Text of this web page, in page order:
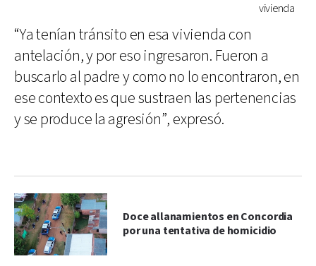
vivienda
“Ya tenían tránsito en esa vivienda con
antelación, y por eso ingresaron. Fueron a
buscarlo al padre y como no lo encontraron, en
ese contexto es que sustraen las pertenencias
y se produce la agresión”, expresó.
Doce allanamientos en Concordia
por una tentativa de homicidio